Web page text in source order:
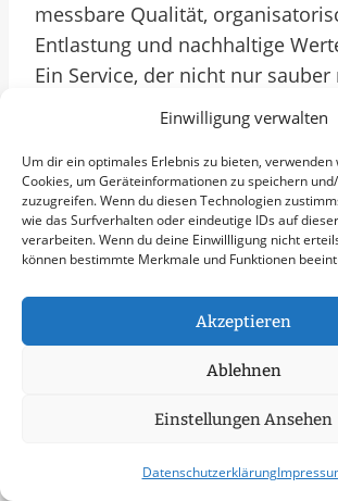
Einwilligung verwalten
Um dir ein optimales Erlebnis zu bieten, verwenden
Cookies, um Geräteinformationen zu speichern
zuzugreifen. Wenn du diesen Technologien
wie das Surfverhalten oder eindeutige IDs auf
verarbeiten. Wenn du deine Einwillligung nicht
können bestimmte Merkmale und Funktionen
Akzeptieren
Ablehnen
Einstellungen Ansehen
Datenschutzerklärung
messbare Qualität,
Entlastung und nachhaltige
Ein Service, der nicht nur sauber
sondern Verantwortung sichtbar
Häufige Fragen
Graupflege In
Mit der extern vergebenen
Ratingenerhalten Sie planbare
gesicherte Nachweise und den
werden entlastet, während die
konstant bleibt. Für Kommunen